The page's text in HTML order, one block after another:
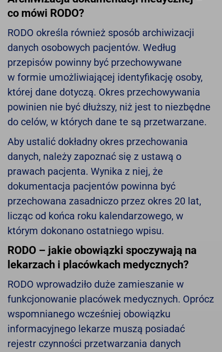
co mówi RODO?
RODO określa również sposób archiwizacji
danych osobowych pacjentów. Według
przepisów powinny być przechowywane
w formie umożliwiającej identyfikację osoby,
której dane dotyczą. Okres przechowywania
powinien nie być dłuższy, niż jest to niezbędne
do celów, w których dane te są przetwarzane.
Aby ustalić dokładny okres przechowania
danych, należy zapoznać się z ustawą o
prawach pacjenta. Wynika z niej, że
dokumentacja pacjentów powinna być
przechowana zasadniczo przez okres 20 lat,
licząc od końca roku kalendarzowego, w
którym dokonano ostatniego wpisu.
RODO – jakie obowiązki spoczywają na
lekarzach i placówkach medycznych?
RODO wprowadziło duże zamieszanie w
funkcjonowanie placówek medycznych. Oprócz
wspomnianego wcześniej obowiązku
informacyjnego lekarze muszą posiadać
rejestr czynności przetwarzania danych